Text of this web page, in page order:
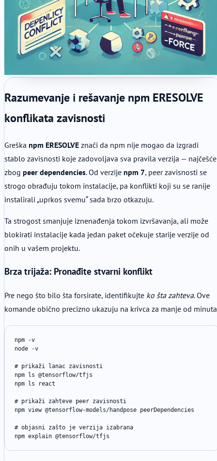
Razumevanje i rešavanje npm ERESOLVE
konflikata zavisnosti
Greška npm ERESOLVE znači da npm nije mogao da izgradi
stablo zavisnosti koje zadovoljava sva pravila verzija — najčešće
zbog peer dependencies. Od verzije npm 7, peer zavisnosti se
strogo obrađuju tokom instalacije, pa konflikti koji su se ranije
instalirali „uprkos svemu“ sada brzo otkazuju.
Ta strogost smanjuje iznenađenja tokom izvršavanja, ali može
blokirati instalacije kada jedan paket očekuje starije verzije od
onih u vašem projektu.
Brza trijaža: Pronađite stvarni konflikt
Pre nego što bilo šta forsirate, identifikujte ko šta zahteva. Ove
komande obično precizno ukazuju na krivca za manje od
npm -v
node -v
# prikaži lanac zavisnosti
npm ls @tensorflow/tfjs
npm ls react
# prikaži zahteve peer zavisnosti
npm view @tensorflow-models/handpose peerDependencies
# objasni zašto je verzija izabrana
npm explain @tensorflow/tfjs